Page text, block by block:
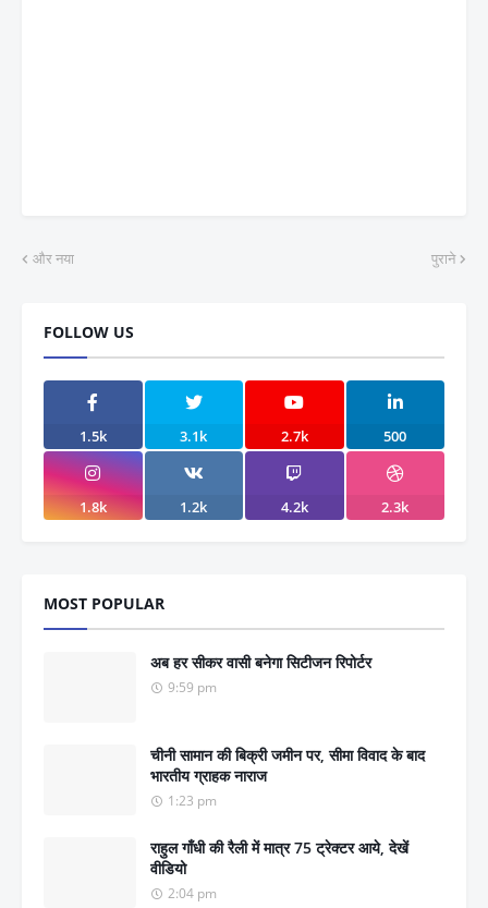
और नया पुराने
FOLLOW US
1.5k 3.1k 2.7k 500
1.8k 1.2k 4.2k 2.3k
MOST POPULAR
अब हर सीकर वासी बनेगा सिटीजन रिपोर्टर
9:59 pm
चीनी सामान की बिक्री जमीन पर, सीमा विवाद के बाद
भारतीय ग्राहक नाराज
1:23 pm
राहुल गाँधी की रैली में मात्र 75 ट्रेक्टर आये, देखें
वीडियो
2:04 pm